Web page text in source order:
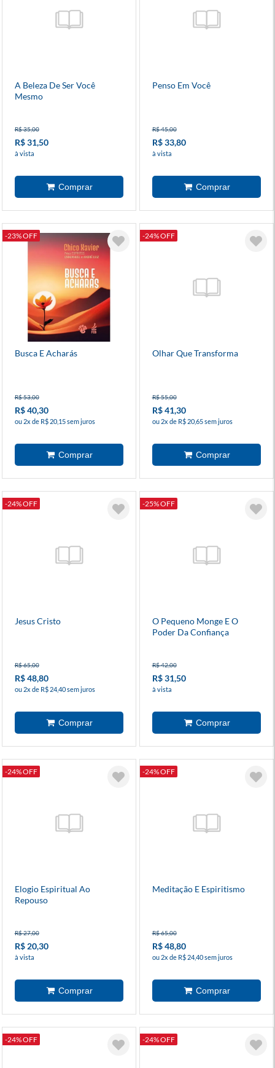
A Beleza De Ser Você
Mesmo
R$ 35,00
R$ 31,50
à vista
Penso Em Você
R$ 45,00
R$ 33,80
à vista
-23% OFF
Busca E Acharás
R$ 53,00
R$ 40,30
ou 2x de R$ 20,15 sem juros
-24% OFF
Olhar Que Transforma
R$ 55,00
R$ 41,30
ou 2x de R$ 20,65 sem juros
-24% OFF
Jesus Cristo
R$ 65,00
R$ 48,80
ou 2x de R$ 24,40 sem juros
-25% OFF
O Pequeno Monge E O
Poder Da Confiança
R$ 42,00
R$ 31,50
à vista
-24% OFF
Elogio Espiritual Ao
Repouso
R$ 27,00
R$ 20,30
à vista
-24% OFF
Meditação E Espiritismo
R$ 65,00
R$ 48,80
ou 2x de R$ 24,40 sem juros
-24% OFF -24% OFF